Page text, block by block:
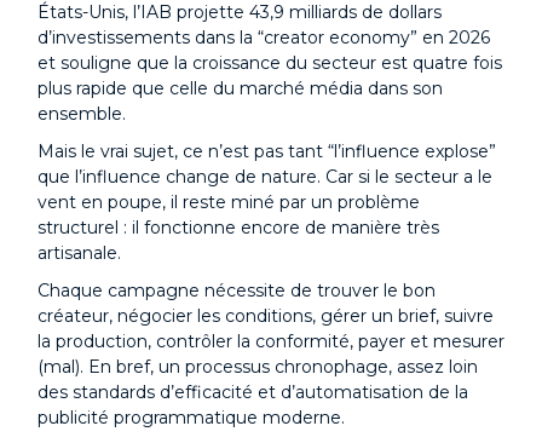
États-Unis, l’IAB projette 43,9 milliards de dollars
d’investissements dans la “creator economy” en 2026
et souligne que la croissance du secteur est quatre fois
plus rapide que celle du marché média dans son
ensemble.
Mais le vrai sujet, ce n’est pas tant “l’influence explose”
que l’influence change de nature. Car si le secteur a le
vent en poupe, il reste miné par un problème
structurel : il fonctionne encore de manière très
artisanale.
Chaque campagne nécessite de trouver le bon
créateur, négocier les conditions, gérer un brief, suivre
la production, contrôler la conformité, payer et mesurer
(mal). En bref, un processus chronophage, assez loin
des standards d’efficacité et d’automatisation de la
publicité programmatique moderne.